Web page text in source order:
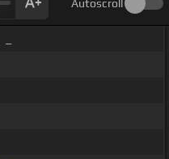
Autoscroll